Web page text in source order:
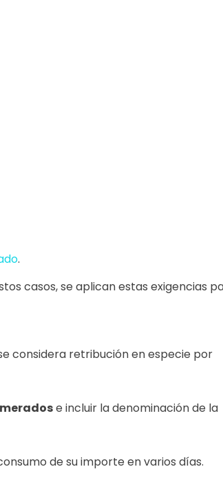
.
casos, se aplican estas exigencias
considera retribución en especie por
e incluir la denominación de la
de su importe en varios días.